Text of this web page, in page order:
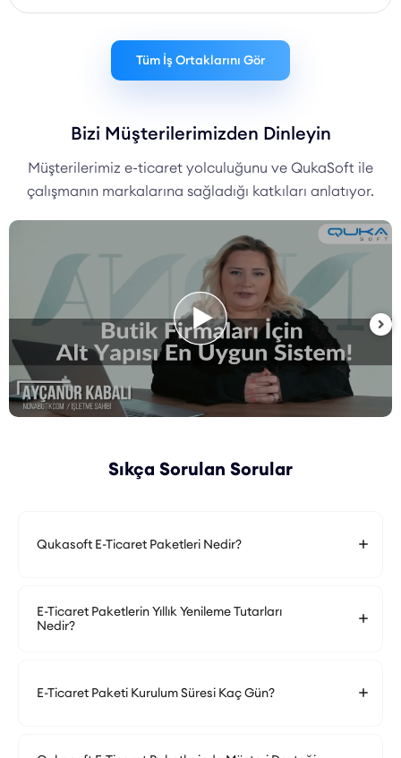
Tüm İş Ortaklarını Gör
Bizi Müşterilerimizden Dinleyin
Müşterilerimiz e-ticaret yolculuğunu ve QukaSoft ile
çalışmanın markalarına sağladığı katkıları anlatıyor.
Sıkça Sorulan Sorular
Qukasoft E-Ticaret Paketleri Nedir?
E-Ticaret Paketlerin Yıllık Yenileme Tutarları
Nedir?
E-Ticaret Paketi Kurulum Süresi Kaç Gün?